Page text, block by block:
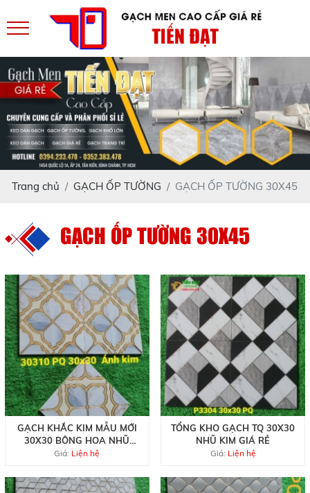
Trang chủ GẠCH ỐP TƯỜNG GẠCH ỐP TƯỜNG 30X45
GẠCH ỐP TƯỜNG 30X45
GẠCH KHẮC KIM MẪU MỚI
30X30 BÔNG HOA NHŨ
VÀNG
Giá: Liện hệ
TỔNG KHO GẠCH TQ 30X30
NHŨ KIM GIÁ RẺ
Giá: Liện hệ